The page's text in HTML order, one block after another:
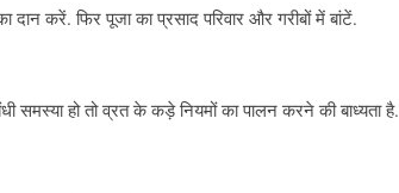
करें. फिर पूजा का प्रसाद परिवार और गरीबों में बांटें.
समस्या हो तो व्रत के कड़े नियमों का पालन करने की बाध्यता है.